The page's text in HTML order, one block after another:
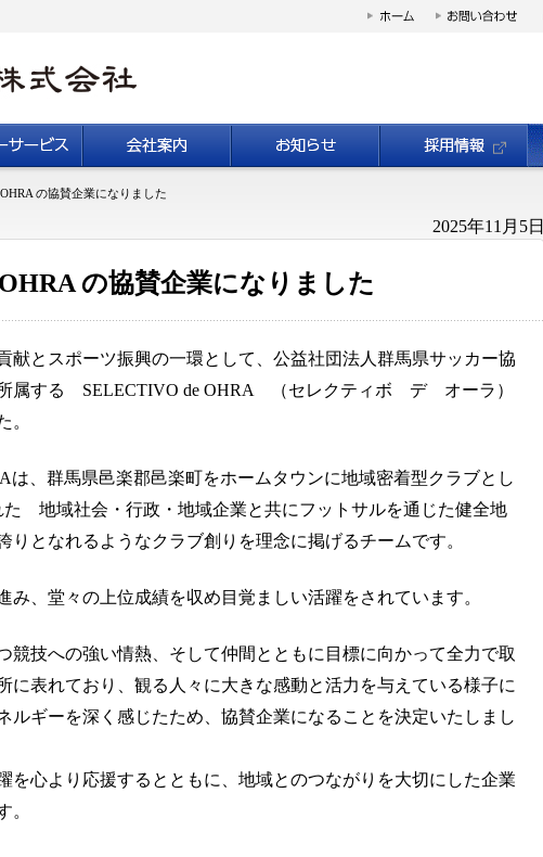
の協賛企業になりました
2025年11月5日
の協賛企業になりました
とスポーツ振興の一環として、公益社団法人群馬県サッカー協
属する SELECTIVO de OHRA （セレクティボ デ オーラ）
。
は、群馬県邑楽郡邑楽町をホームタウンに地域密着型クラブとし
た 地域社会・行政・地域企業と共にフットサルを通じた健全地
りとなれるようなクラブ創りを理念に掲げるチームです。
、堂々の上位成績を収め目覚ましい活躍をされています。
技への強い情熱、そして仲間とともに目標に向かって全力で取
に表れており、観る人々に大きな感動と活力を与えている様子に
ルギーを深く感じたため、協賛企業になることを決定いたしまし
心より応援するとともに、地域とのつながりを大切にした企業
。